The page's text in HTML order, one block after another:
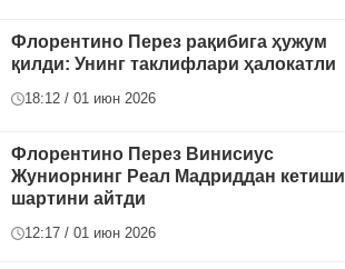
Флорентино Перез рақибига ҳужум
қилди: Унинг таклифлари ҳалокатли
18:12 / 01 июн 2026
Флорентино Перез Винисиус
Жуниорнинг Реал Мадриддан кетиши
шартини айтди
12:17 / 01 июн 2026